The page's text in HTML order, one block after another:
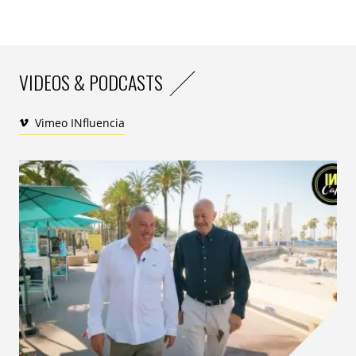
comme preuves et compléments d’info dans leurs
papiers publiés online.
Un projet phare pour First Look Media
Le mois dernier, un ingénieur de Yahoo !, Vinay Pulim, a
confirmé que le citoyen lambda était partie intégrante
de cette révolution. Son Time Lapse des manifestations
newyorkaises contre les brutalités policières a fait le
tour de la Toile et des médias classiques. La puissance
visuelle de sa vidéo (voir ci-dessous) de 28 secondes,
postée sur YouTube et partagée sur Twitter, a offert
une perspective différente sur l’ampleur de la marche.
Pour Andy Carvin, il est donc temps de créer « le
journalisme native pour les communautés sociales et
en conjonction avec les membres de ces
VIDEOS & PODCASTS
Vimeo INfluencia